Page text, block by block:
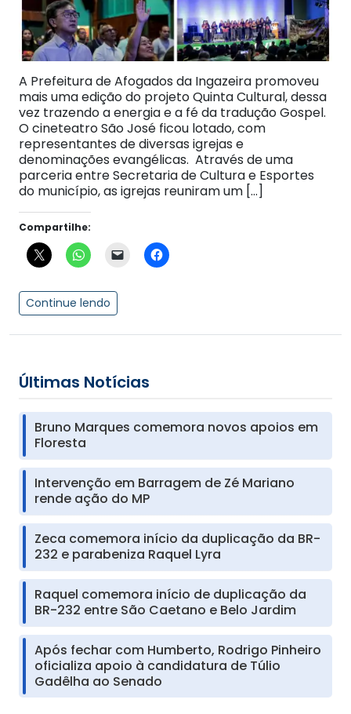
A Prefeitura de Afogados da Ingazeira promoveu
mais uma edição do projeto Quinta Cultural, dessa
vez trazendo a energia e a fé da tradução Gospel.
O cineteatro São José ficou lotado, com
representantes de diversas igrejas e
denominações evangélicas. Através de uma
parceria entre Secretaria de Cultura e Esportes
do município, as igrejas reuniram um […]
Compartilhe:
Continue lendo
Últimas Notícias
Bruno Marques comemora novos apoios em
Floresta
Intervenção em Barragem de Zé Mariano
rende ação do MP
Zeca comemora início da duplicação da BR-
232 e parabeniza Raquel Lyra
Raquel comemora início de duplicação da
BR-232 entre São Caetano e Belo Jardim
Após fechar com Humberto, Rodrigo Pinheiro
oficializa apoio à candidatura de Túlio
Gadêlha ao Senado